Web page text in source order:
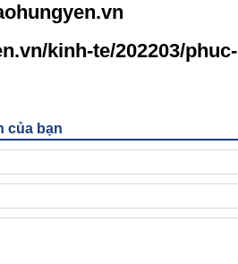
kinh-te/202203/
của bạn